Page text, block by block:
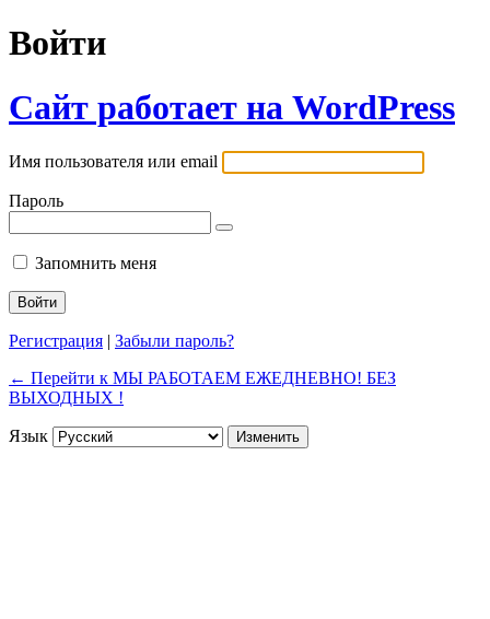
Войти
Сайт работает на WordPress
Имя пользователя или email
Пароль
Запомнить меня
Регистрация | Забыли пароль?
← Перейти к МЫ РАБОТАЕМ ЕЖЕДНЕВНО! БЕЗ
ВЫХОДНЫХ !
Язык